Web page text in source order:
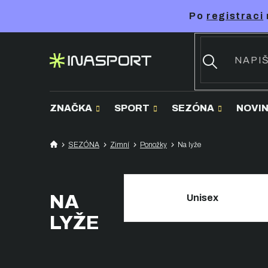
Po registraci
ZNAČKA SPORT SEZÓNA
SEZÓNA Zimní Ponožky Na lyže
NA
LYŽE
Unisex